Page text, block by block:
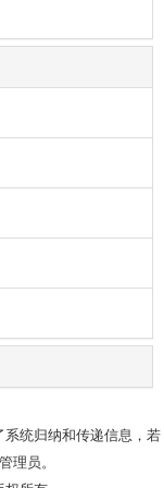
统归纳和传递信息，若
理员。